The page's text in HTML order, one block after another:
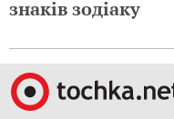
знаків зодіаку